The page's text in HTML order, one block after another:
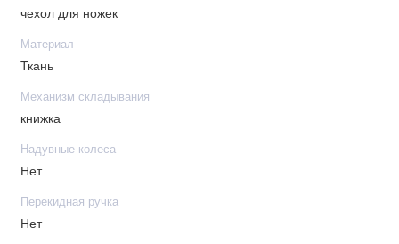
чехол для ножек
Материал
Ткань
Механизм складывания
книжка
Надувные колеса
Нет
Перекидная ручка
Нет